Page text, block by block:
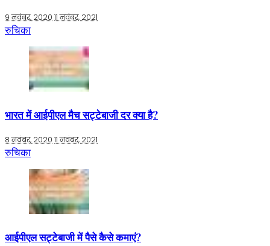
9 नवंबर, 2020 11 नवंबर, 2021
रुचिका
भारत में आईपीएल मैच सट्टेबाजी दर क्या है?
8 नवंबर, 2020 11 नवंबर, 2021
रुचिका
आईपीएल सट्टेबाजी में पैसे कैसे कमाएं?